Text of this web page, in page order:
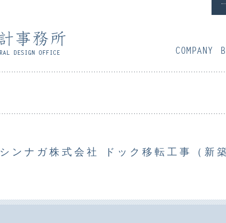
会
シンナガ株式会社 ドック移転工事（新